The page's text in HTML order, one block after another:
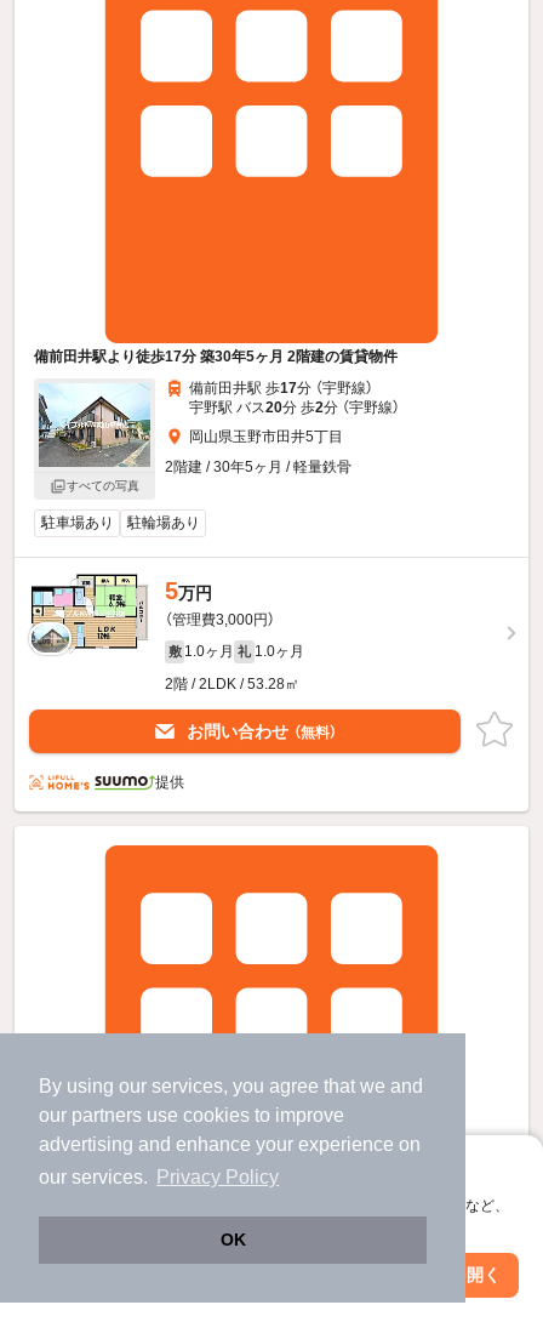
By using our services, you agree that we and
our partners use cookies to improve
advertising and enhance your experience on
our services.
Privacy Policy
OK
アプリに切り替えて、サクサクお部屋探し
会員登録なしですぐ使える。マップ検索やお気に入り保存など、
アプリを開く
備前田井駅より徒歩17分 築30年5ヶ月 2階建の賃貸物件
すべての写真
備前田井駅 歩17分 （宇野線）
宇野駅 バス20分 歩2分 （宇野線）
岡山県玉野市田井5丁目
2階建 / 30年5ヶ月 / 軽量鉄骨
駐車場あり 駐輪場あり
5万円
（管理費3,000円）
敷 1.0ヶ月 礼 1.0ヶ月
2階 / 2LDK / 53.28㎡
お問い合わせ （無料）
提供
絞り込み条件を変更